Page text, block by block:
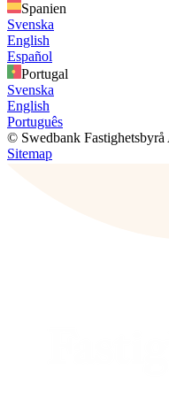
Spanien
Svenska
English
Español
Portugal
Svenska
English
Português
© Swedbank Fastighetsbyrå
Sitemap